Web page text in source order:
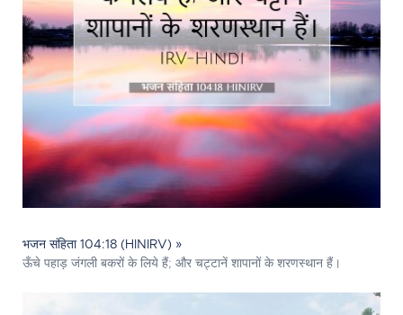
भजन संहिता 104:18 (HINIRV) »
ऊँचे पहाड़ जंगली बकरों के लिये हैं; और चट्टानें शापानों के शरणस्थान हैं।